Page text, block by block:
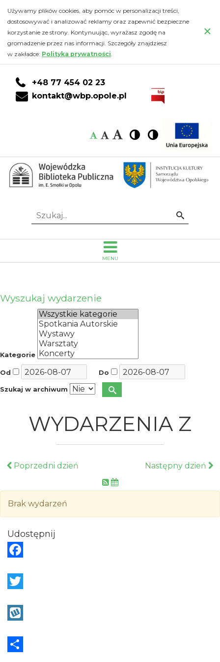
Kalendarz
Wojewódzka
Biblioteka
Publiczna
Emanuela
Smołki
w
Opolu
do
głównej
treści
DO
KONTA
CZYTELNIKA
DO
WYSZUKIWARKI
do
stopki
Używamy plików cookies, aby pomóc w personalizacji treści,
dostosowywać i analizować reklamy oraz zapewnić bezpieczne
korzystanie ze strony. Kontynuując, wyrażasz zgodę na
gromadzenie przez nas informacji. Szczegóły znajdziesz
w zakładce: Polityka prywatności.
×
+48 77 454 02 23
kontakt@wbp.opole.pl
Czcionka:
Czcionka
Czcionka
Czcionka
Wysoki
kontrast
Wysoki
kontrast
Idź
Szukaj...
MENU
Wyszukaj wydarzenie
Kategorie
Od Do
Szukaj w archiwum
WYDARZENIA Z
Poprzedni dzień Następny dzień
Brak wydarzeń
Udostępnij
a
e
o
w
ty